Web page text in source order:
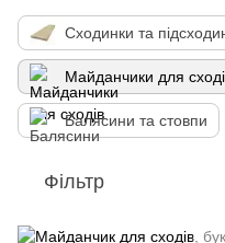
Сходинки та
Майданчики для
Балясини та стовпи
Фільтр